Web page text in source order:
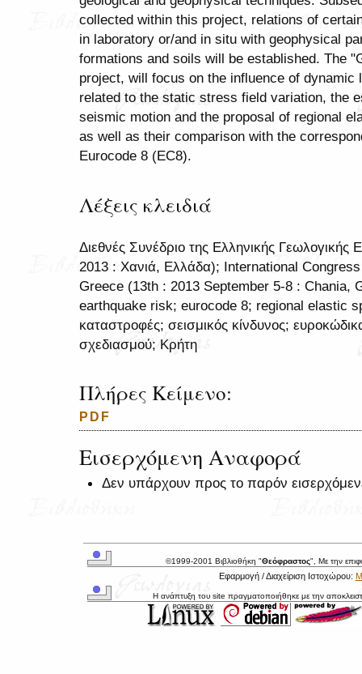
collected within this project, relations of
in laboratory or/and in situ with geophysical
formations and soils will be established. The
project, will focus on the influence of dynamic
related to the static stress field variation, the
seismic motion and the proposal of regional
as well as their comparison with the
Eurocode 8 (EC8).
Λέξεις κλειδιά
Διεθνές Συνέδριο της Ελληνικής Γεωλογικής
2013 : Χανιά, Ελλάδα); International
Greece (13th : 2013 September 5-8 : Chania,
earthquake risk; eurocode 8; regional elastic
καταστροφές; σεισμικός κίνδυνος;
σχεδιασμού; Κρήτη
Πλήρες Κείμενο:
PDF
Εισερχόμενη Αναφορά
Δεν υπάρχουν προς το παρόν
©1999-2001 Βιβλιοθήκη "Θεόφραστος", Με την
Εφαρμογή / Διαχείριση Ιστοχώρου:
Η ανάπτυξη του site πραγματοποιήθηκε με την